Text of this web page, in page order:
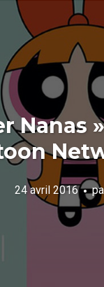
Nanas
24 avril 2016